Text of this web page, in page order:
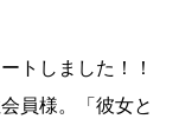
トしました！！
員様。
「彼女と